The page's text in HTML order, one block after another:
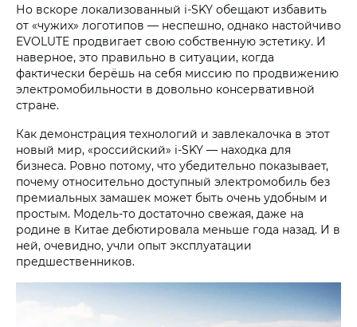
Но вскоре локализованный i‑SKY обещают избавить
от «чужих» логотипов — неспешно, однако настойчиво
EVOLUTE продвигает свою собственную эстетику. И
наверное, это правильно в ситуации, когда
фактически берёшь на себя миссию по продвижению
электромобильности в довольно консервативной
стране.
Как демонстрация технологий и завлекалочка в этот
новый мир, «российский» i‑SKY — находка для
бизнеса. Ровно потому, что убедительно показывает,
почему относительно доступный электромобиль без
премиальных замашек может быть очень удобным и
простым. Модель-то достаточно свежая, даже на
родине в Китае дебютировала меньше года назад. И в
ней, очевидно, учли опыт эксплуатации
предшественников.